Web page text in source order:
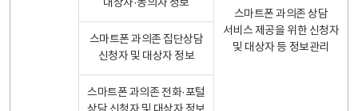
스마트폰 과의존 상담
서비스 제공을 위한 신청자
및 대상자 등 정보관리
대상자·동의자 정보
스마트폰 과의존 집단상담
신청자 및 대상자 정보
스마트폰 과의존 전화·포털